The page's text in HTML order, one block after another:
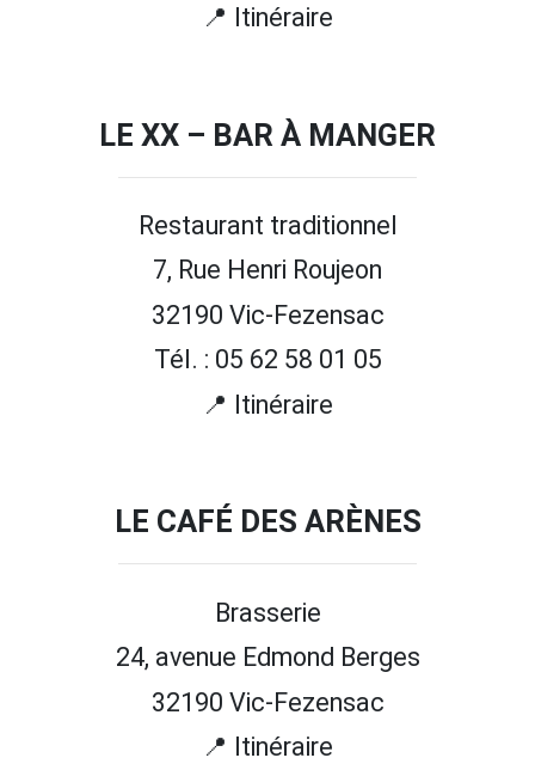
📍 Itinéraire
LE XX – BAR À MANGER
Restaurant traditionnel
7, Rue Henri Roujeon
32190 Vic-Fezensac
Tél. : 05 62 58 01 05
📍 Itinéraire
LE CAFÉ DES ARÈNES
Brasserie
24, avenue Edmond Berges
32190 Vic-Fezensac
📍 Itinéraire